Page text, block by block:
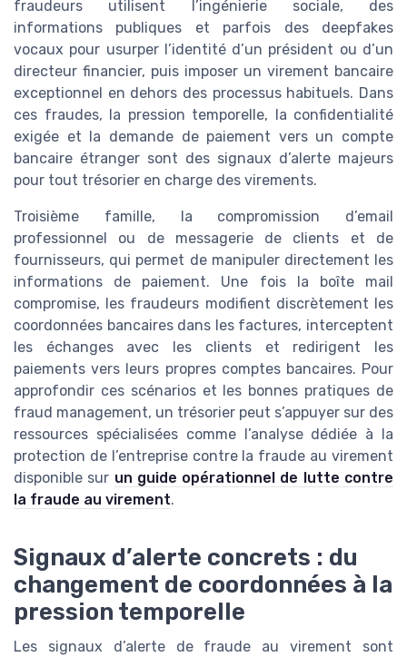
fraudeurs utilisent l’ingénierie sociale, des
informations publiques et parfois des deepfakes
vocaux pour usurper l’identité d’un président ou d’un
directeur financier, puis imposer un virement bancaire
exceptionnel en dehors des processus habituels. Dans
ces fraudes, la pression temporelle, la confidentialité
exigée et la demande de paiement vers un compte
bancaire étranger sont des signaux d’alerte majeurs
pour tout trésorier en charge des virements.
Troisième famille, la compromission d’email
professionnel ou de messagerie de clients et de
fournisseurs, qui permet de manipuler directement les
informations de paiement. Une fois la boîte mail
compromise, les fraudeurs modifient discrètement les
coordonnées bancaires dans les factures, interceptent
les échanges avec les clients et redirigent les
paiements vers leurs propres comptes bancaires. Pour
approfondir ces scénarios et les bonnes pratiques de
fraud management, un trésorier peut s’appuyer sur des
ressources spécialisées comme l’analyse dédiée à la
protection de l’entreprise contre la fraude au virement
disponible sur un guide opérationnel de lutte contre
la fraude au virement.
Signaux d’alerte concrets : du
changement de coordonnées à la
pression temporelle
Les signaux d’alerte de fraude au virement sont